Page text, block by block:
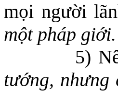
mọi người
một pháp
5)
tướng,